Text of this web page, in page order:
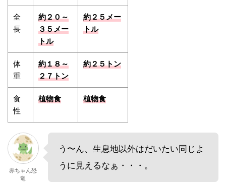
全
長
約２０～
３５メー
トル
約２５メー
トル
体
重
約１８～
２７トン
約２５トン
食
性
植物食 植物食
赤ちゃん恐
竜
う〜ん、生息地以外はだいたい同じよ
うに見えるなぁ・・・。